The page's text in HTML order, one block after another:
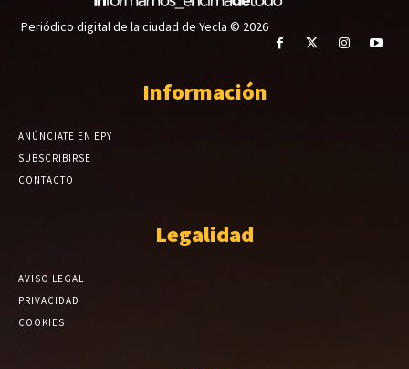
Periódico digital de la ciudad de Yecla © 2026
Información
ANÚNCIATE EN EPY
SUBSCRIBIRSE
CONTACTO
Legalidad
AVISO LEGAL
PRIVACIDAD
COOKIES